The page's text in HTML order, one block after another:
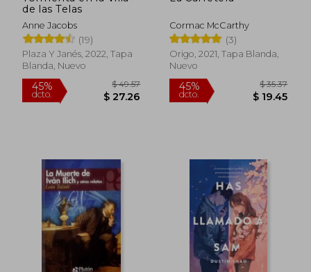
45%
dcto. $ 23.72
45%
dcto.
de las Telas
Anne Jacobs
(19)
Plaza Y Janés, 2022, Tapa
Blanda, Nuevo
Cormac McCarthy
(3)
Origo, 2021, Tapa Blanda,
Nuevo